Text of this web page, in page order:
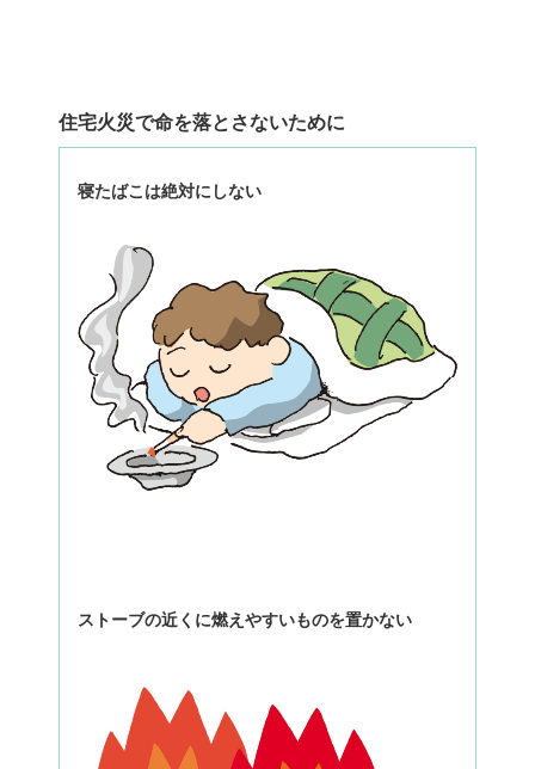
住宅火災で命を落とさないために
寝たばこは絶対にしない
ストーブの近くに燃えやすいものを置かない